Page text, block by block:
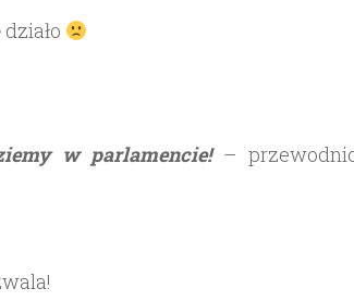
w parlamencie!–